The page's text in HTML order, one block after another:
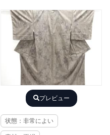
プレビュー
状態：非常によい